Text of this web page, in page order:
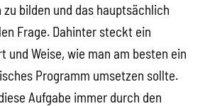
bilden und das hauptsächlich
Frage. Dahinter steckt ein
und Weise, wie man am besten ein
Programm umsetzen sollte.
Aufgabe immer durch den